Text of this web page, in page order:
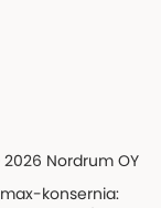
Nordrum OY
konsernia: